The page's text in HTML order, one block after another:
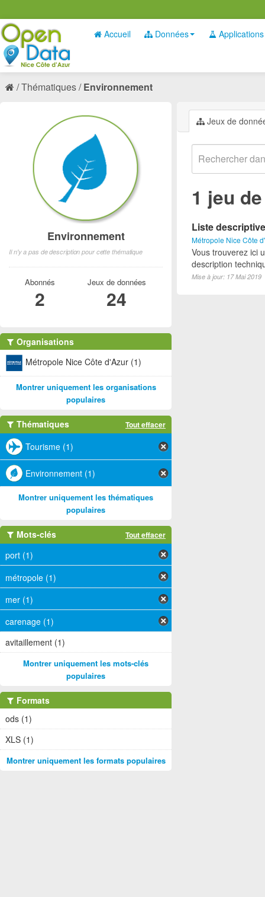
Accueil Données Applications
Thématiques Environnement
Jeux de
1 jeu
Liste
Métropole Nice Côte
Vous trouverez ici
description
Mise à jour: 17 Mai 2019
Environnement
Il n'y a pas de description pour cette thématique
Abonnés
2
Jeux de données
24
Organisations
Métropole Nice Côte d'Azur (1)
Montrer uniquement les organisations
populaires
Thématiques Tout effacer
Tourisme (1)
Environnement (1)
Montrer uniquement les thématiques
populaires
Mots-clés Tout effacer
port (1)
métropole (1)
mer (1)
carenage (1)
avitaillement (1)
Montrer uniquement les mots-clés
populaires
Formats
ods (1)
XLS (1)
Montrer uniquement les formats populaires